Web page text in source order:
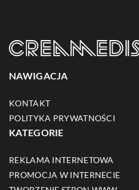
NAWIGACJA
KONTAKT
POLITYKA PRYWATNOŚCI
KATEGORIE
REKLAMA INTERNETOWA
PROMOCJA W INTERNECIE